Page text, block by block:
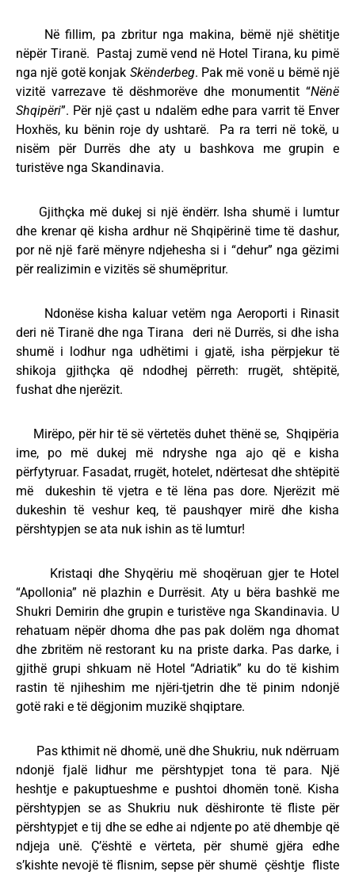
Në fillim, pa zbritur nga makina, bëmë një shëtitje
nëpër Tiranë. Pastaj zumë vend në Hotel Tirana, ku pimë
nga një gotë konjak Skënderbeg. Pak më vonë u bëmë një
vizitë varrezave të dëshmorëve dhe monumentit “Nënë
Shqipëri”. Për një çast u ndalëm edhe para varrit të Enver
Hoxhës, ku bënin roje dy ushtarë. Pa ra terri në tokë, u
nisëm për Durrës dhe aty u bashkova me grupin e
turistëve nga Skandinavia.
Gjithçka më dukej si një ëndërr. Isha shumë i lumtur
dhe krenar që kisha ardhur në Shqipërinë time të dashur,
por në një farë mënyre ndjehesha si i “dehur” nga gëzimi
për realizimin e vizitës së shumëpritur.
Ndonëse kisha kaluar vetëm nga Aeroporti i Rinasit
deri në Tiranë dhe nga Tirana deri në Durrës, si dhe isha
shumë i lodhur nga udhëtimi i gjatë, isha përpjekur të
shikoja gjithçka që ndodhej përreth: rrugët, shtëpitë,
fushat dhe njerëzit.
Mirëpo, për hir të së vërtetës duhet thënë se, Shqipëria
ime, po më dukej më ndryshe nga ajo që e kisha
përfytyruar. Fasadat, rrugët, hotelet, ndërtesat dhe shtëpitë
më dukeshin të vjetra e të lëna pas dore. Njerëzit më
dukeshin të veshur keq, të paushqyer mirë dhe kisha
përshtypjen se ata nuk ishin as të lumtur!
Kristaqi dhe Shyqëriu më shoqëruan gjer te Hotel
“Apollonia” në plazhin e Durrësit. Aty u bëra bashkë me
Shukri Demirin dhe grupin e turistëve nga Skandinavia. U
rehatuam nëpër dhoma dhe pas pak dolëm nga dhomat
dhe zbritëm në restorant ku na priste darka. Pas darke, i
gjithë grupi shkuam në Hotel “Adriatik” ku do të kishim
rastin të njiheshim me njëri-tjetrin dhe të pinim ndonjë
gotë raki e të dëgjonim muzikë shqiptare.
Pas kthimit në dhomë, unë dhe Shukriu, nuk ndërruam
ndonjë fjalë lidhur me përshtypjet tona të para. Një
heshtje e pakuptueshme e pushtoi dhomën tonë. Kisha
përshtypjen se as Shukriu nuk dëshironte të fliste për
përshtypjet e tij dhe se edhe ai ndjente po atë dhembje që
ndjeja unë. Ç’është e vërteta, për shumë gjëra edhe
s’kishte nevojë të flisnim, sepse për shumë çështje fliste